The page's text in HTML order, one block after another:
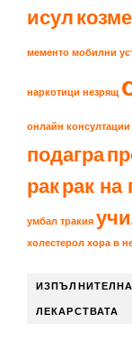
исул
мементо мобилни
наркотици незрящ
онлайн консултации
подагра
ракрак на
умбал тракия
холестерол хора в
ЛЕКАРСТВАТА